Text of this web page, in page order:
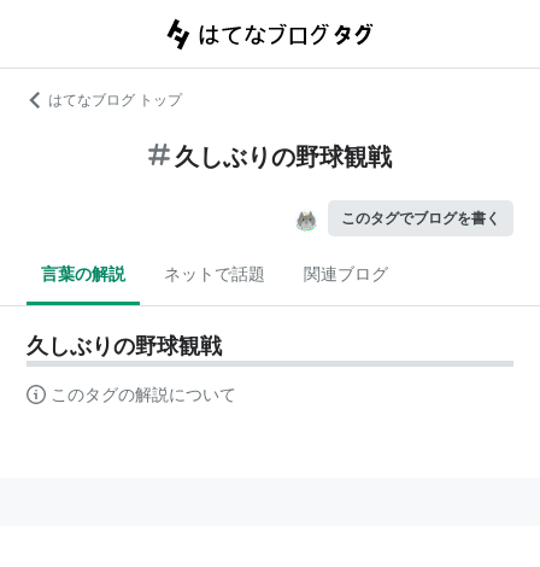
はてなブログ トップ
久しぶりの野球観戦
このタグでブログを書く
言葉の解説 ネットで話題 関連ブログ
久しぶりの野球観戦
このタグの解説について